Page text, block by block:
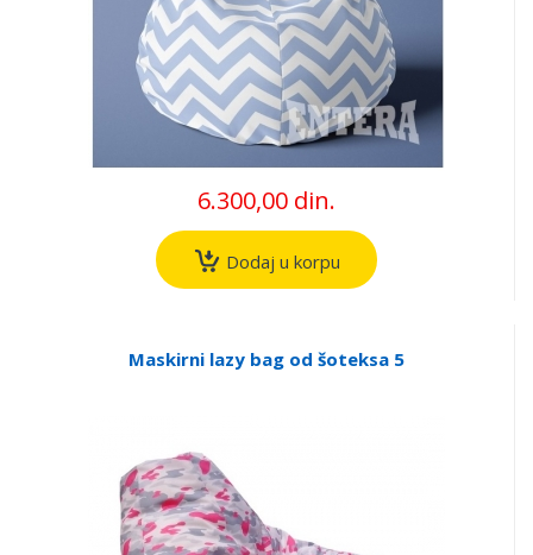
6.300,00 din.
Dodaj u korpu
Maskirni lazy bag od šoteksa 5